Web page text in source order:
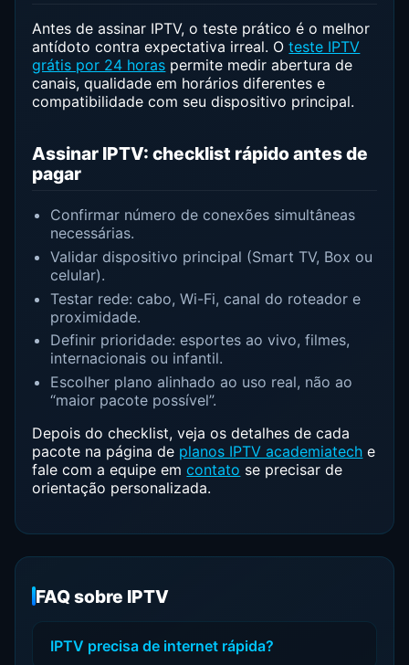
Antes de assinar IPTV, o teste prático é o melhor
antídoto contra expectativa irreal. Oteste IPTV
grátis por 24 horas permite medir abertura de
canais, qualidade em horários diferentes e
compatibilidade com seu dispositivo principal.
Assinar IPTV: checklist rápido antes de
pagar
Confirmar número de conexões simultâneas
necessárias.
Validar dispositivo principal (Smart TV, Box ou
celular).
Testar rede: cabo, Wi-Fi, canal do roteador e
proximidade.
Definir prioridade: esportes ao vivo, filmes,
internacionais ou infantil.
Escolher plano alinhado ao uso real, não ao
“maior pacote possível”.
Depois do checklist, veja os detalhes de cada
pacote na página de planos IPTV academiatech e
fale com a equipe emcontato se precisar de
orientação personalizada.
FAQ sobre IPTV
IPTV precisa de internet rápida?